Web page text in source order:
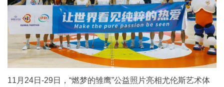
11月24日-29日，“燃梦的雏鹰”公益照片亮相尤伦斯艺术体